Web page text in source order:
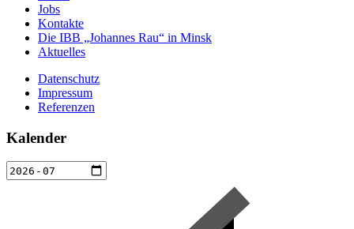
Jobs
Kontakte
Die IBB „Johannes Rau“ in Minsk
Aktuelles
Datenschutz
Impressum
Referenzen
Kalender